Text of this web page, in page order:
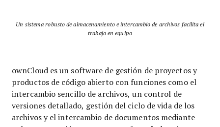
Un sistema robusto de almacenamiento e intercambio de archivos facilita el
trabajo en equipo
ownCloud es un software de gestión de proyectos y
productos de código abierto con funciones como el
intercambio sencillo de archivos, un control de
versiones detallado, gestión del ciclo de vida de los
archivos y el intercambio de documentos mediante